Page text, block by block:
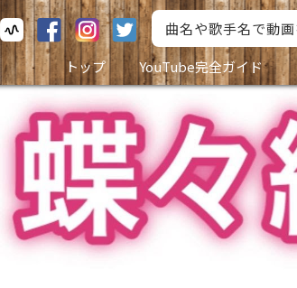
トップ
YouTube完全ガイド